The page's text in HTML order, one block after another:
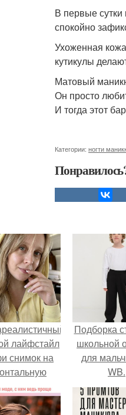
В первые
спокойно
Ухоженная
кутикулы
Матовый
Он просто
И тогда этот
Категории: ногти
лайфстайл
снимок на
камеру.
Подборка
школьной
для
WB.